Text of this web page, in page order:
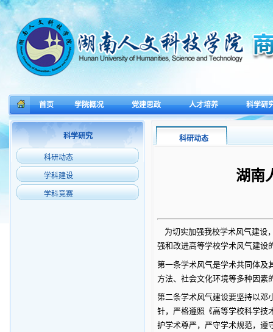
首页 学院概况 党建思政 人才培养 科学研
科学研究
科研动态
学科建设
学科竞赛
科研动态
湖南
为切实加强我校学术风气建设
强和改进高等学校学术风气建设
第一条学术风气是学术共同体及
方法、社会文化环境等多种因素
第二条学术风气建设要坚持以邓
针，严格遵照《高等学校科学技
护学术尊严，严守学术规范，遵